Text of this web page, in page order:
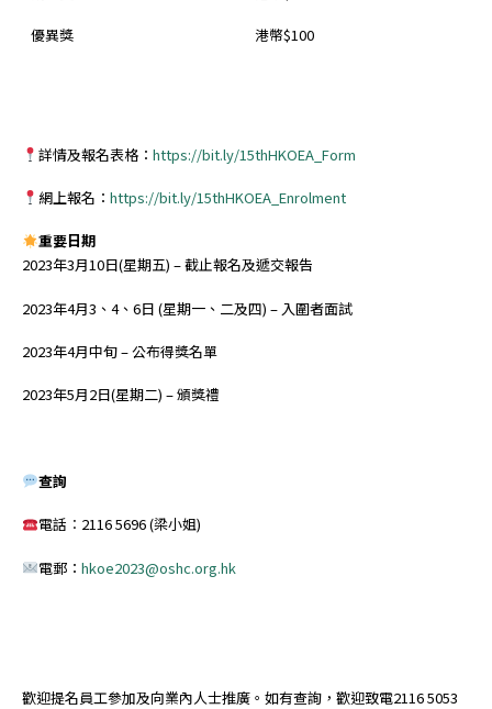
優異獎
港幣$100
詳情及報名表格： https://bit.ly/15thHKOEA_Form
網上報名： https://bit.ly/15thHKOEA_Enrolment
重要日期
2023年3月10日(星期五) – 截止報名及遞交報告
2023年4月3、4、6日 (星期一、二及四) – 入圍者面試
2023年4月中旬 – 公布得獎名單
2023年5月2日(星期二) – 頒獎禮
查詢
電話︰2116 5696 (梁小姐)
電郵： hkoe2023@oshc.org.hk
歡迎提名員工參加及向業內人士推廣。如有查詢，歡迎致電2116 5053